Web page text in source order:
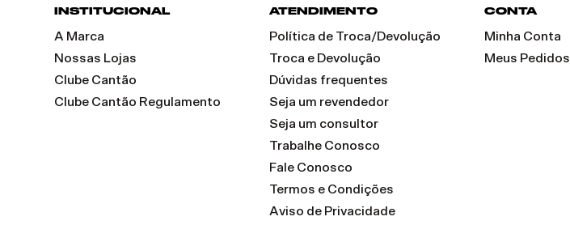
INSTITUCIONAL
A Marca
Nossas Lojas
Clube Cantão
Clube Cantão Regulamento
ATENDIMENTO
Política de Troca/Devolução
Troca e Devolução
Dúvidas frequentes
Seja um revendedor
Seja um consultor
Trabalhe Conosco
Fale Conosco
Termos e Condições
Aviso de Privacidade
CONTA
Minha Conta
Meus Pedidos